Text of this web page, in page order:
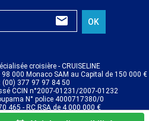
OK
croisière - CRUISELINE
000 Monaco SAM au Capital de 150 000 €
(00) 377 97 97 84 50
CCIN n°2007-01231/2007-01232
N° police 4000717380/0
465 - RC RSA de 4 000 000 €
2026 - all rights reserved